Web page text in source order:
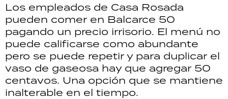
Los empleados de Casa Rosada
pueden comer en Balcarce 50
pagando un precio irrisorio. El menú no
puede calificarse como abundante
pero se puede repetir y para duplicar el
vaso de gaseosa hay que agregar 50
centavos. Una opción que se mantiene
inalterable en el tiempo.
GRAN HERMANO
SALUD
DEPORTES
TECNOLOGÍA